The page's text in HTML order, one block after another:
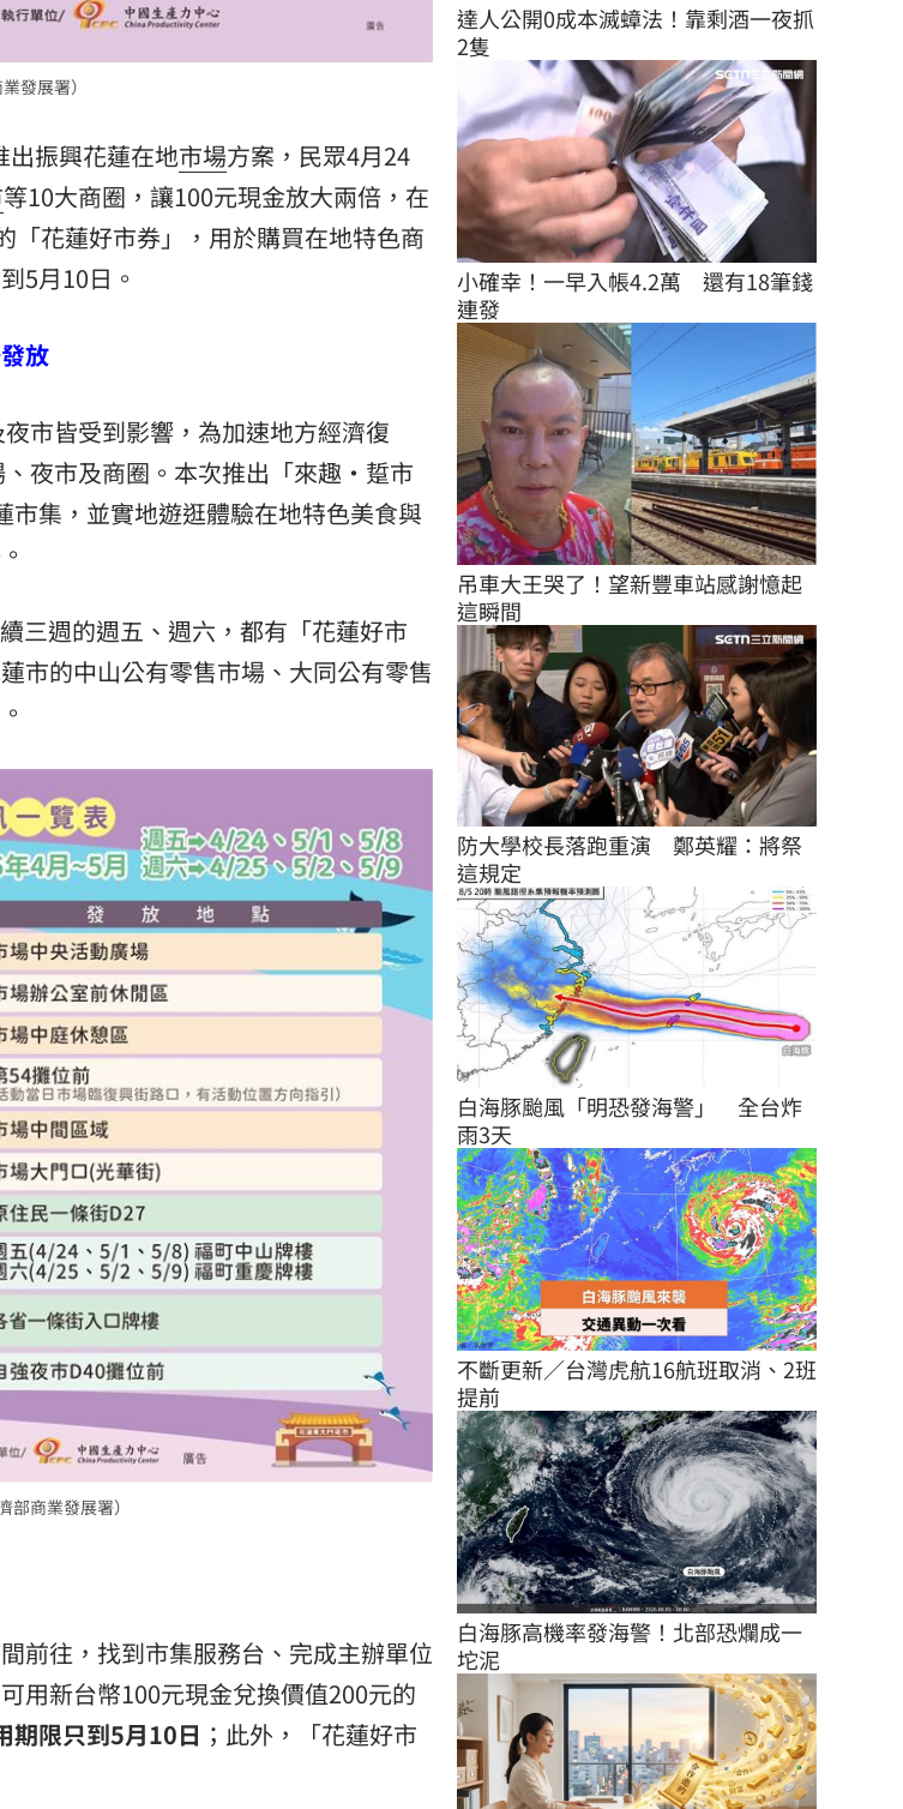
發展署）
出振興花蓮在地市場方案，民眾4月24
等10大商圈，讓100元現金放大兩倍，在
「花蓮好市券」，用於購買在地特色商
5月10日。
放
市皆受到影響，為加速地方經濟復
夜市及商圈。本次推出「來趣・踅市
集，並實地遊逛體驗在地特色美食與
三週的週五、週六，都有「花蓮好市
市的中山公有零售市場、大同公有零售
商業發展署）
前往，找到市集服務台、完成主辦單位
用新台幣100元現金兌換價值200元的
期限只到5月10日 ；此外，「花蓮好市
達人公開0成本滅蟑法！靠剩酒一夜抓
2隻
小確幸！一早入帳4.2萬　還有18筆錢
連發
吊車大王哭了！望新豐車站感謝憶起
這瞬間
防大學校長落跑重演　鄭英耀：將祭
這規定
白海豚颱風「明恐發海警」　全台炸
雨3天
不斷更新／台灣虎航16航班取消、2班
提前
白海豚高機率發海警！北部恐爛成一
坨泥